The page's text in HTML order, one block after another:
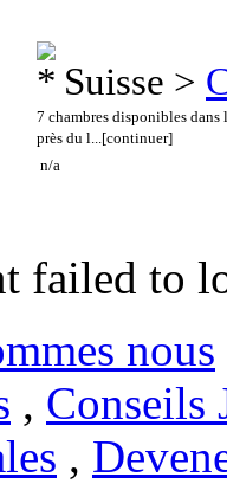
Suisse >
7 chambres disponibles
près du l...[continuer]
n/a
failed to
nous
, Conseils
,